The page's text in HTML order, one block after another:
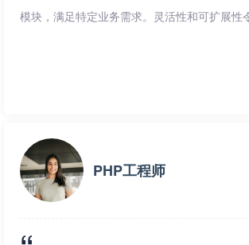
模块，满足特定业务需求。灵活性和可扩展性
PHP工程师